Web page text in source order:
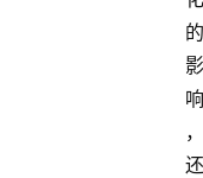
的
影
响
，
还